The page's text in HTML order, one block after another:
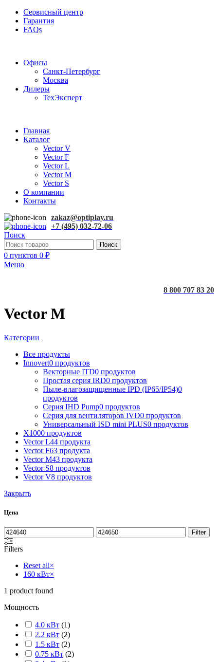
Сервисный центр
Гарантия
FAQs
Офисы
Санкт-Петербург
Москва
Дилеры
ТехЭксперт
Главная
Каталог
Vector V
Vector F
Vector L
Vector M
Vector S
О компании
Контакты
zakaz@optiplay.ru
+7 (495) 032-72-06
Поиск
Поиск
0 пунктов 0 ₽
Меню
8 800 707 83 20
Vector M
Категории
Все продукты
Innovert0 продуктов
Векторные ITD0 продуктов
Простая серия IRD0 продуктов
Пыле-влагозащищенные IPD (IP65/IP54)0
продуктов
Серия IHD Pump0 продуктов
Серия для вентиляторов IVD0 продуктов
Универсальный ISD mini PLUS0 продуктов
X1000 продуктов
Vector L44 продукта
Vector F63 продукта
Vector M43 продукта
Vector S8 продуктов
Vector V8 продуктов
Закрыть
Цена
Filter
Filters
Reset all×
160 кВт×
1 product found
Мощность
4.0 кВт (1)
2.2 кВт (2)
1.5 кВт (2)
0.75 кВт (2)